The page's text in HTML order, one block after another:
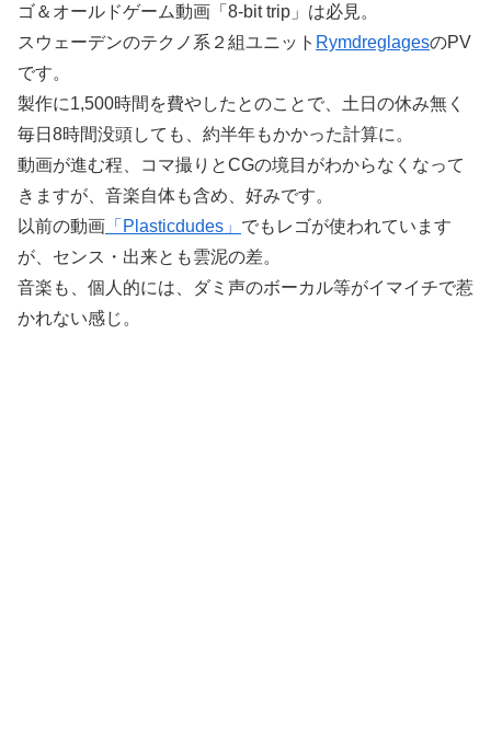
ゴ＆オールドゲーム動画「8-bit trip」は必見。
スウェーデンのテクノ系２組ユニット RymdreglagesのPV
です。
製作に1,500時間を費やしたとのことで、土日の休み無く
毎日8時間没頭しても、約半年もかかった計算に。
動画が進む程、コマ撮りとCGの境目がわからなくなって
きますが、音楽自体も含め、好みです。
以前の動画 「Plasticdudes」 でもレゴが使われています
が、センス・出来とも雲泥の差。
音楽も、個人的には、ダミ声のボーカル等がイマイチで惹
かれない感じ。